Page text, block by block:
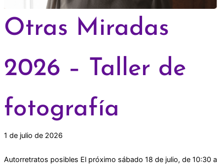
Otras Miradas
2026 – Taller de
fotografía
1 de julio de 2026
Autorretratos posibles El próximo sábado 18 de julio, de 10:30 a